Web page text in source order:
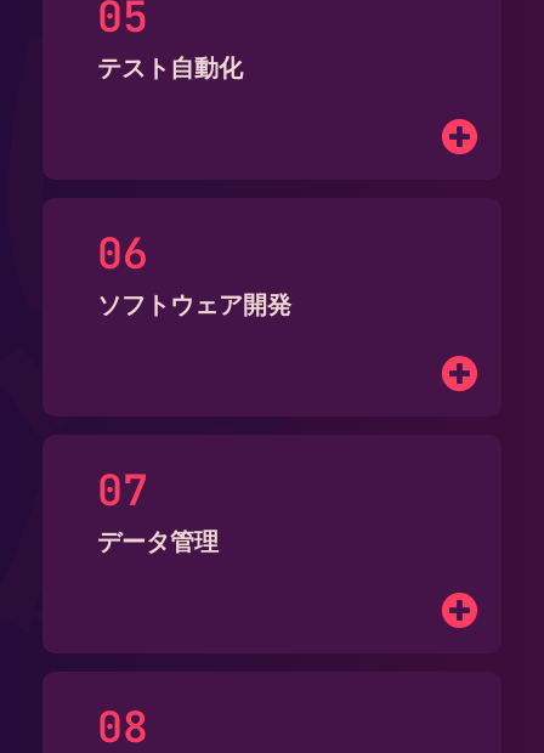
テスト自動化
ソフトウェア開発
データ管理